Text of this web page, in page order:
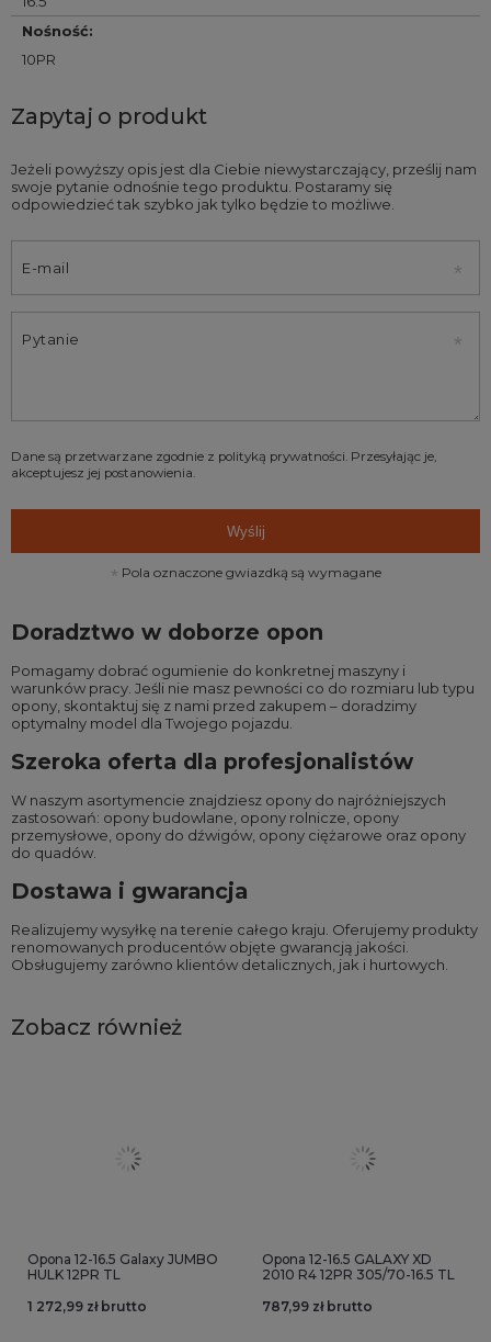
Nośność:
10PR
Zapytaj o produkt
Jeżeli powyższy opis jest dla Ciebie niewystarczający, prześlij nam
swoje pytanie odnośnie tego produktu. Postaramy się
odpowiedzieć tak szybko jak tylko będzie to możliwe.
E-mail
Pytanie
Dane są przetwarzane zgodnie z polityką prywatności. Przesyłając je,
akceptujesz jej postanowienia.
Wyślij
Pola oznaczone gwiazdką są wymagane
Doradztwo w doborze opon
Pomagamy dobrać ogumienie do konkretnej maszyny i
warunków pracy. Jeśli nie masz pewności co do rozmiaru lub typu
opony, skontaktuj się z nami przed zakupem – doradzimy
optymalny model dla Twojego pojazdu.
Szeroka oferta dla profesjonalistów
W naszym asortymencie znajdziesz opony do najróżniejszych
zastosowań: opony budowlane opony rolnicze opony
przemysłowe opony do dźwigów opony ciężarowe oraz opony
do quadów
Dostawa i gwarancja
Realizujemy wysyłkę na terenie całego kraju. Oferujemy produkty
renomowanych producentów objęte gwarancją jakości.
Obsługujemy zarówno klientów detalicznych, jak i hurtowych.
Zobacz również
Opona 12-16.5 Galaxy JUMBO
HULK 12PR TL
1 272,99 zł brutto
Opona 12-16.5 GALAXY XD
2010 R4 12PR 305/70-16.5 TL
787,99 zł brutto